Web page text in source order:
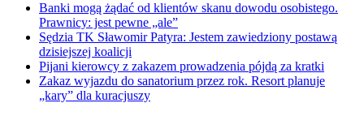
Banki mogą żądać od klientów skanu dowodu osobistego.
Prawnicy: jest pewne „ale”
Sędzia TK Sławomir Patyra: Jestem zawiedziony postawą
dzisiejszej koalicji
Pijani kierowcy z zakazem prowadzenia pójdą za kratki
Zakaz wyjazdu do sanatorium przez rok. Resort planuje
„kary” dla kuracjuszy